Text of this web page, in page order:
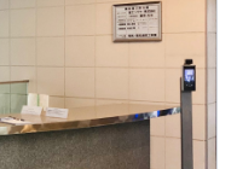
ウトプットまでを事例
若手技術者がSEとし
用意しています。
の強化を目的として、
の候補者に対し、
し、PMとして安定した
なし）